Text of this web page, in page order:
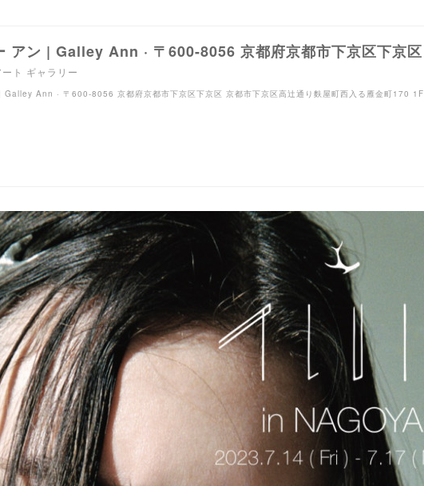
ギャラリー
Galley Ann · 〒600-8056 京都府京都市下京区下京区 京都市下京区高辻通り麩屋町西入る雁金町170 1F